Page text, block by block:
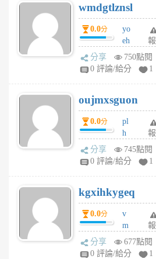
R
P
m
v
A
V
個
月
前
wmdgtlznsl
0.0分
yo
eh
ld
gy
個
月
前
報
分享
750點閱
0 評論/給分
1
oujmxsguon
0.0分
pl
h
wi
w
6
個
月
前
報
分享
745點閱
0 評論/給分
1
kgxihkygeq
0.0分
v
m
sg
sr
報
分享
677點閱
0 評論/給分
1